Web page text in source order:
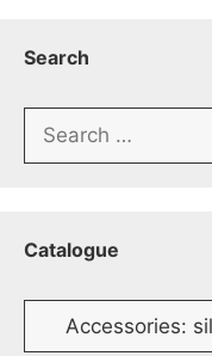
Search
Search
Catalogue
Catalogue